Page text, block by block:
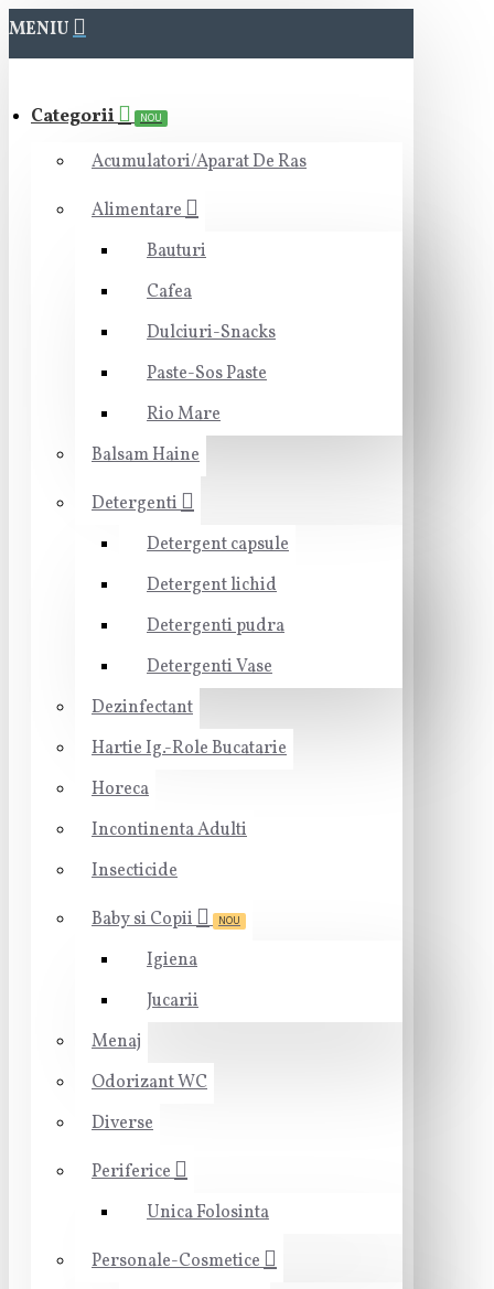
MENIU
Categorii NOU
Acumulatori/Aparat De Ras
Alimentare
Bauturi
Cafea
Dulciuri-Snacks
Paste-Sos Paste
Rio Mare
Balsam Haine
Detergenti
Detergent capsule
Detergent lichid
Detergenti pudra
Detergenti Vase
Dezinfectant
Hartie Ig.-Role Bucatarie
Horeca
Incontinenta Adulti
Insecticide
Baby si Copii
NOU
Igiena
Jucarii
Menaj
Odorizant WC
Diverse
Periferice
Unica Folosinta
Personale-Cosmetice